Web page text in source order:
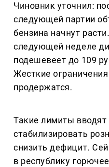
Чиновник уточнил:
следующей партии
бензина начнут
следующей неделе
подешевеет до 109
Жесткие
продержатся.
Такие лимиты
стабилизировать
снизить дефицит.
в республику